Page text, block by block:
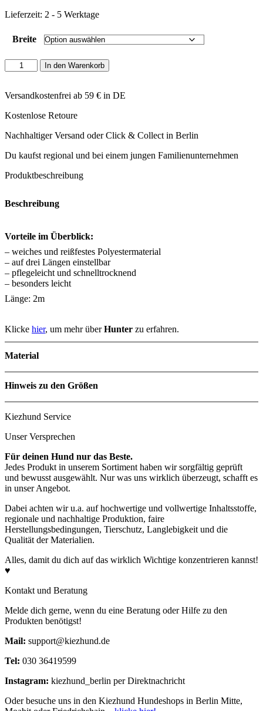
Lieferzeit: 2 - 5 Werktage
Breite
Hunter
-
Leine
orange
In den Warenkorb
Versandkostenfrei ab 59 € in DE
Kostenlose Retoure
Nachhaltiger Versand oder Click & Collect in Berlin
Du kaufst regional und bei einem jungen Familienunternehmen
Produktbeschreibung
Beschreibung
Vorteile im Überblick:
– weiches und reißfestes Polyestermaterial
– auf drei Längen einstellbar
– pflegeleicht und schnelltrocknend
– besonders leicht
Länge: 2m
Klicke hier, um mehr überHunter zu erfahren.
Material
Hinweis zu den Größen
Kiezhund Service
Unser Versprechen
Für deinen Hund nur das Beste.
Jedes Produkt in unserem Sortiment haben wir sorgfältig geprüft
und bewusst ausgewählt. Nur was uns wirklich überzeugt, schafft es
in unser Angebot.
Dabei achten wir u.a. auf hochwertige und vollwertige Inhaltsstoffe,
regionale und nachhaltige Produktion, faire
Herstellungsbedingungen, Tierschutz, Langlebigkeit und die
Qualität der Materialien.
Alles, damit du dich auf das wirklich Wichtige konzentrieren kannst!
♥
Kontakt und Beratung
Melde dich gerne, wenn du eine Beratung oder Hilfe zu den
Produkten benötigst!
Mail: support@kiezhund.de
Tel: 030 36419599
Instagram: kiezhund_berlin per Direktnachricht
Oder besuche uns in den Kiezhund Hundeshops in Berlin Mitte,